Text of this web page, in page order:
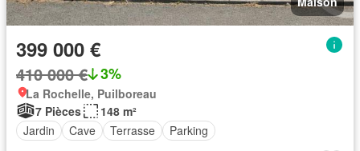
399 000 €
410 000 € 3%
La Rochelle, Puilboreau
7 Pièces
148 m²
Jardin
Cave Terrasse Parking